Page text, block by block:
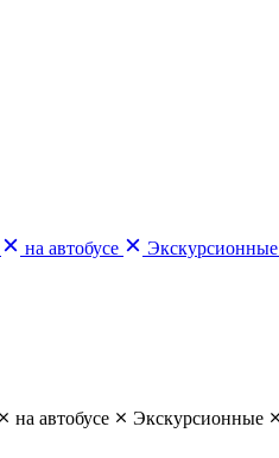
на автобусе
Экскурсионные
на автобусе
Экскурсионные